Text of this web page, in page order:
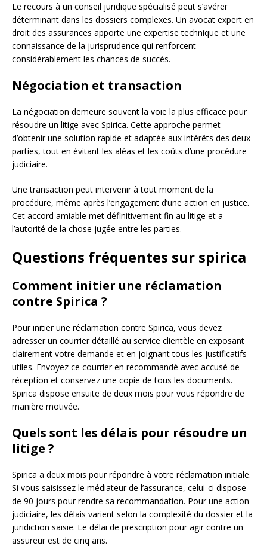
Le recours à un conseil juridique spécialisé peut s’avérer
déterminant dans les dossiers complexes. Un avocat expert en
droit des assurances apporte une expertise technique et une
connaissance de la jurisprudence qui renforcent
considérablement les chances de succès.
Négociation et transaction
La négociation demeure souvent la voie la plus efficace pour
résoudre un litige avec Spirica. Cette approche permet
d’obtenir une solution rapide et adaptée aux intérêts des deux
parties, tout en évitant les aléas et les coûts d’une procédure
judiciaire.
Une transaction peut intervenir à tout moment de la
procédure, même après l’engagement d’une action en justice.
Cet accord amiable met définitivement fin au litige et a
l’autorité de la chose jugée entre les parties.
Questions fréquentes sur spirica
Comment initier une réclamation
contre Spirica ?
Pour initier une réclamation contre Spirica, vous devez
adresser un courrier détaillé au service clientèle en exposant
clairement votre demande et en joignant tous les justificatifs
utiles. Envoyez ce courrier en recommandé avec accusé de
réception et conservez une copie de tous les documents.
Spirica dispose ensuite de deux mois pour vous répondre de
manière motivée.
Quels sont les délais pour résoudre un
litige ?
Spirica a deux mois pour répondre à votre réclamation initiale.
Si vous saisissez le médiateur de l’assurance, celui-ci dispose
de 90 jours pour rendre sa recommandation. Pour une action
judiciaire, les délais varient selon la complexité du dossier et la
juridiction saisie. Le délai de prescription pour agir contre un
assureur est de cinq ans.